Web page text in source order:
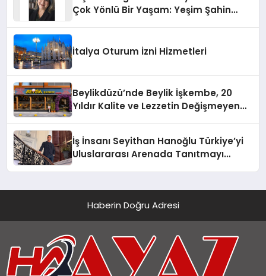
Çok Yönlü Bir Yaşam: Yeşim Şahin
İtalya Oturum İzni Hizmetleri
Beylikdüzü’nde Beylik İşkembe, 20
Yıldır Kalite ve Lezzetin Değişmeyen
İş İnsanı Seyithan Hanoğlu Türkiye’yi
Uluslararası Arenada Tanıtmayı
Haberin Doğru Adresi